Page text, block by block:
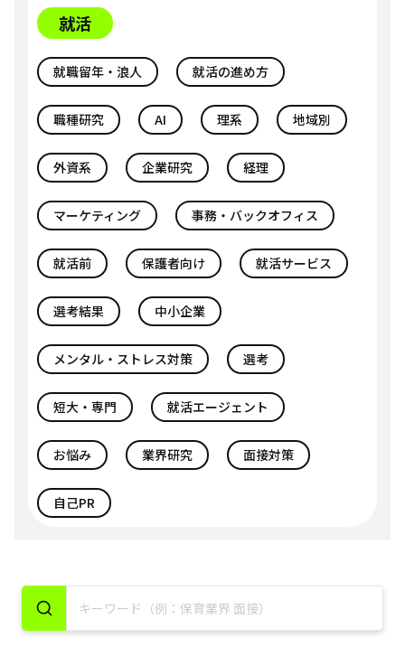
就活
就職留年・浪人 就活の進め方
職種研究 AI 理系 地域別
外資系 企業研究 経理
マーケティング 事務・バックオフィス
就活前 保護者向け 就活サービス
選考結果 中小企業
メンタル・ストレス対策 選考
短大・専門 就活エージェント
お悩み 業界研究 面接対策
自己PR